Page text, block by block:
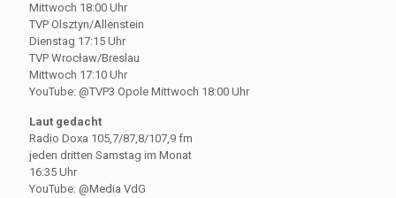
Mittwoch 18:00 Uhr
TVP Olsztyn/Allenstein
Dienstag 17:15 Uhr
TVP Wrocław/Breslau
Mittwoch 17:10 Uhr
YouTube: @TVP3 Opole Mittwoch 18:00 Uhr
Laut gedacht
Radio Doxa 105,7/87,8/107,9 fm
jeden dritten Samstag im Monat
16:35 Uhr
YouTube: @Media VdG